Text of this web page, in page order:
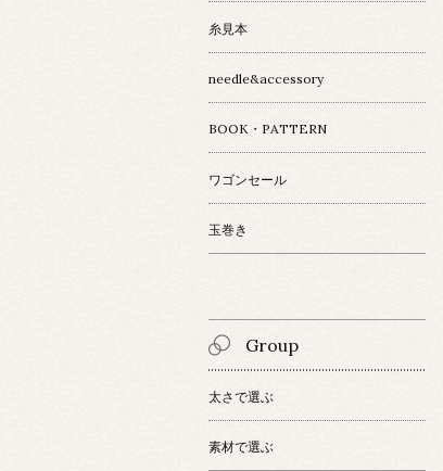
糸見本
needle&accessory
BOOK・PATTERN
ワゴンセール
玉巻き
Group
太さで選ぶ
素材で選ぶ